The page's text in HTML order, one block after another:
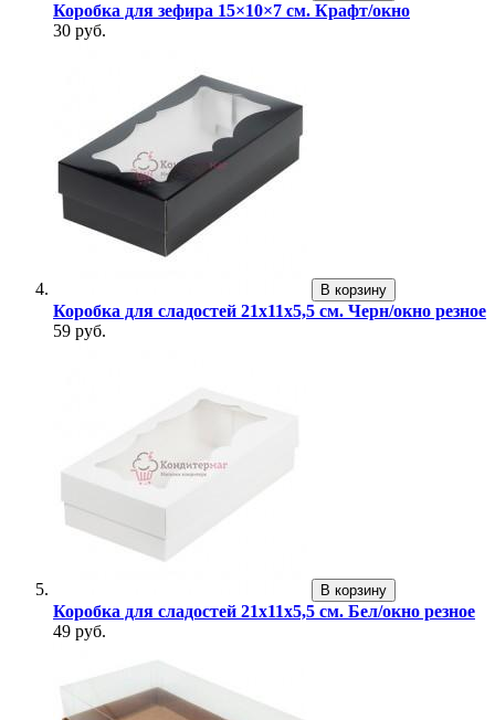
Коробка для зефира 15×10×7 см. Крафт/окно
30 руб.
В корзину
Коробка для сладостей 21х11х5,5 см. Черн/окно резное
59 руб.
В корзину
Коробка для сладостей 21х11х5,5 см. Бел/окно резное
49 руб.